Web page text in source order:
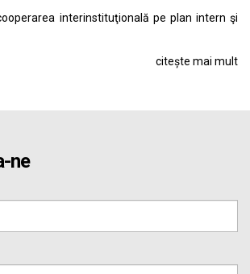
interinstituţională pe plan intern şi
citește mai mult
ne